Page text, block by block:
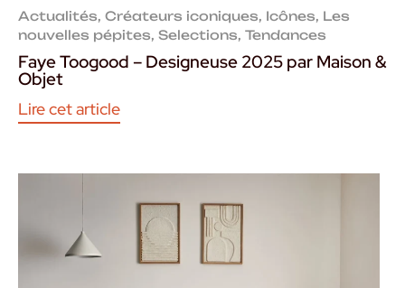
Actualités, Créateurs iconiques, Icônes, Les
nouvelles pépites, Selections, Tendances
Faye Toogood – Designeuse 2025 par Maison &
Objet
Lire cet article